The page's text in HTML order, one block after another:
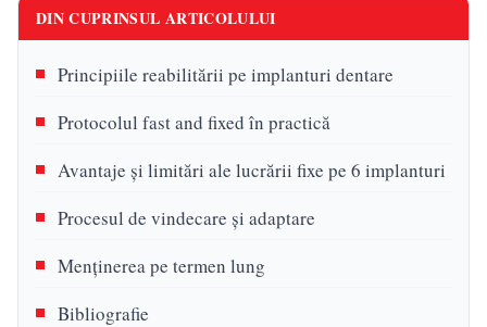
DIN CUPRINSUL ARTICOLULUI
Principiile reabilitării pe implanturi dentare
Protocolul fast and fixed în practică
Avantaje și limitări ale lucrării fixe pe 6 implanturi
Procesul de vindecare și adaptare
Menținerea pe termen lung
Bibliografie